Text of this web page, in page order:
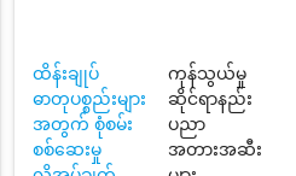
ထိန်းချုပ်
ဓာတုပစ္စည်းများ
အတွက် စုံစမ်း
စစ်ဆေးမှု
ကုန်သွယ်မှု
ဆိုင်ရာနည်း
ပညာ
အတားအဆီး